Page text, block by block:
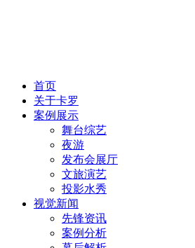
首页
关于卡罗
案例展示
舞台综艺
夜游
发布会展厅
文旅演艺
投影水秀
视觉新闻
先锋资讯
案例分析